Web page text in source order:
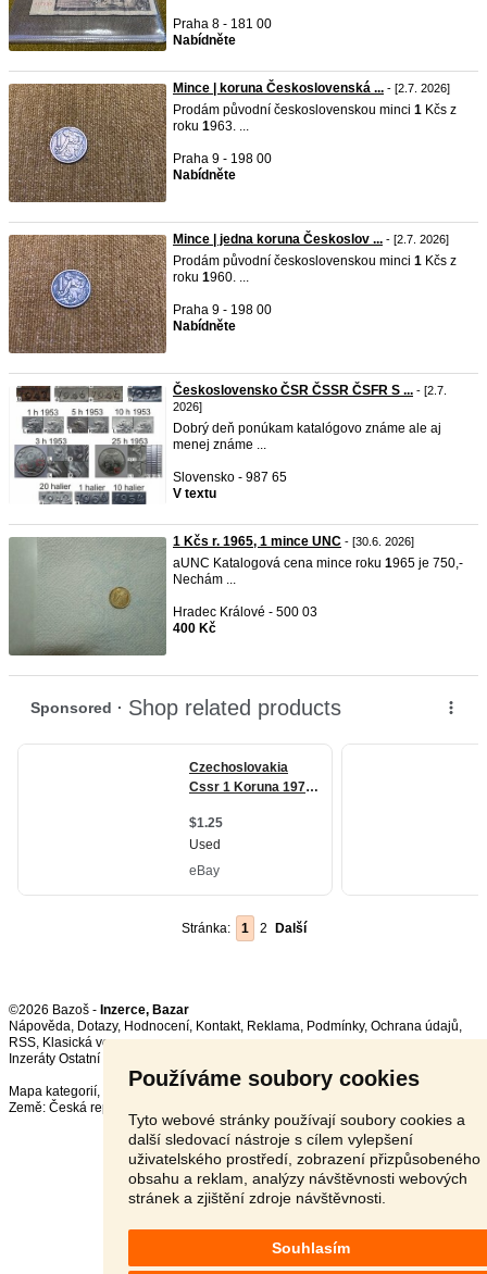
Používáme soubory cookies
Tyto webové stránky používají soubory cookies a
další sledovací nástroje s cílem vylepšení
uživatelského prostředí, zobrazení přizpůsobeného
obsahu a reklam, analýzy návštěvnosti webových
stránek a zjištění zdroje návštěvnosti.
Souhlasím
Praha 8 - 181 00
Nabídněte
Mince | koruna Československá ... - [2.7. 2026]
Prodám původní československou minci 1 Kčs z
roku 1963. ...
Praha 9 - 198 00
Nabídněte
Mince | jedna koruna Českoslov ... - [2.7. 2026]
Prodám původní československou minci 1 Kčs z
roku 1960. ...
Praha 9 - 198 00
Nabídněte
Československo ČSR ČSSR ČSFR S ... - [2.7.
2026]
Dobrý deň ponúkam katalógovo známe ale aj
menej známe ...
Slovensko - 987 65
V textu
1 Kčs r. 1965, 1 mince UNC - [30.6. 2026]
aUNC Katalogová cena mince roku 1965 je 750,-
Nechám ...
Hradec Králové - 500 03
400 Kč
Stránka: 1 2 Další
©2026 Bazoš - Inzerce, Bazar
Nápověda, Dotazy, Hodnocení, Kontakt, Reklama, Podmínky, Ochrana údajů,
RSS,
Inzeráty Ostatní celkem:
Mapa kategorií,
Země: Česká republika